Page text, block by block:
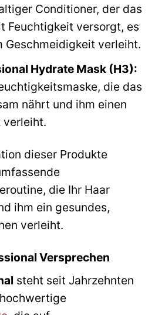
Conditioner, der das
Feuchtigkeit versorgt, es
Geschmeidigkeit verleiht.
Hydrate Mask (H3):
die das
nährt und ihm einen
verleiht.
dieser Produkte
die Ihr Haar
ihm ein gesundes,
verleiht.
Versprechen
steht seit Jahrzehnten